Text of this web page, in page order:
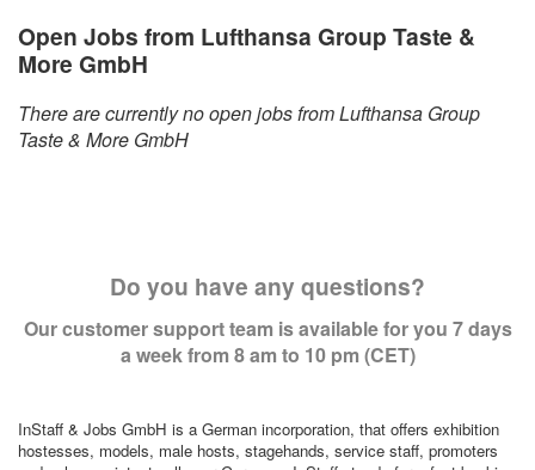
Open Jobs from Lufthansa Group Taste &
More GmbH
There are currently no open jobs from Lufthansa Group
Taste & More GmbH
Do you have any questions?
Our customer support team is available for you 7 days
a week from 8 am to 10 pm (CET)
InStaff & Jobs GmbH is a German incorporation, that offers exhibition
hostesses, models, male hosts, stagehands, service staff, promoters